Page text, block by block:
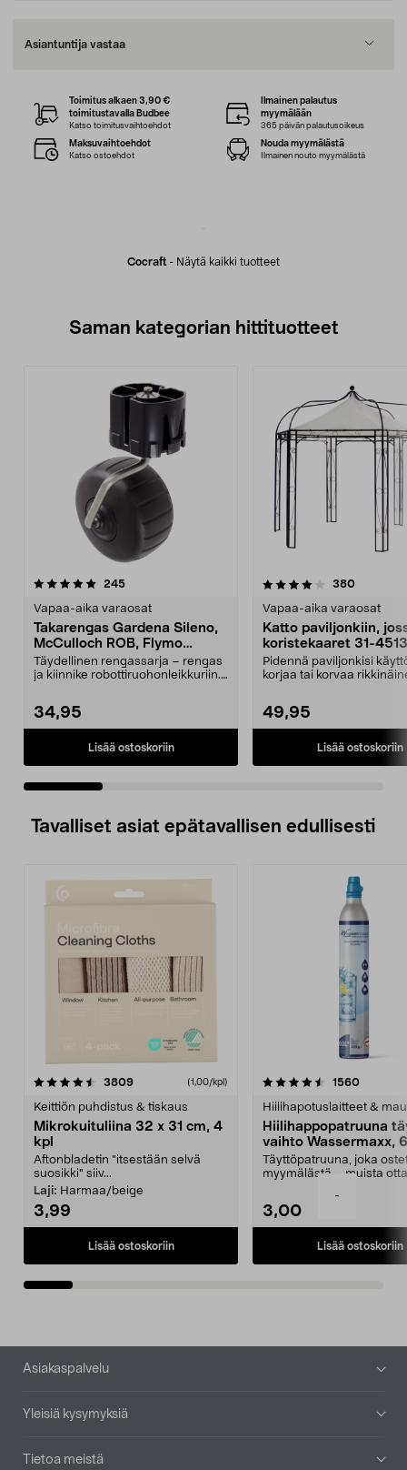
-
Asiantuntija vastaa
Cocraft - Näytä kaikki tuotteet
Toimitus alkaen 3,90 €
toimitustavalla Budbee
Katso toimitusvaihtoehdot
Ilmainen palautus
myymälään
365 päivän palautusoikeus
Maksuvaihtoehdot
Katso ostoehdot
Nouda myymälästä
Ilmainen nouto myymälästä
Saman kategorian hittituotteet
245arvostelut
Vapaa-aika varaosat
Takarengas Gardena Sileno,
McCulloch ROB, Flymo
Easilife
Täydellinen rengassarja – rengas
ja kiinnike robottiruohonleikkuriin.
34,95
Lisää ostoskoriin
4.0 viidestä
380arvostelut
Vapaa-aika varaosat
Katto paviljonkiin,
koristekaaret 31-4513
Pidennä paviljonkisi
korjaa tai korvaa
49,95
Lisää ostoskoriin
4.0 viidestä
Tavalliset asiat epätavallisen edullisesti
3809arvostelut (1,00/kpl)
Keittiön puhdistus & tiskaus
Mikrokuituliina 32 x 31 cm, 4
kpl
Aftonbladetin "itsestään selvä
suosikki" siiv...
Laji: Harmaa/beige
3,99
Lisää ostoskoriin
4.5viidestä
1560
Hiilihapotuslaitteet &
Hiilihappopatruuna
vaihto Wassermaxx,
Täyttöpatruuna, joka
myymälästä – muista
3,00
Lisää ostoskoriin
4.5viidestä
Alatunniste
Asiakaspalvelu
Yleisiä kysymyksiä
Tietoa meistä